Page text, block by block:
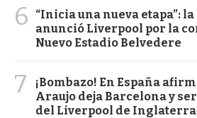
6
“Inicia una nueva etapa”:
anunció Liverpool por la
Nuevo Estadio Belvedere
7
¡Bombazo! En España
Araujo deja Barcelona y
del Liverpool de Inglaterra